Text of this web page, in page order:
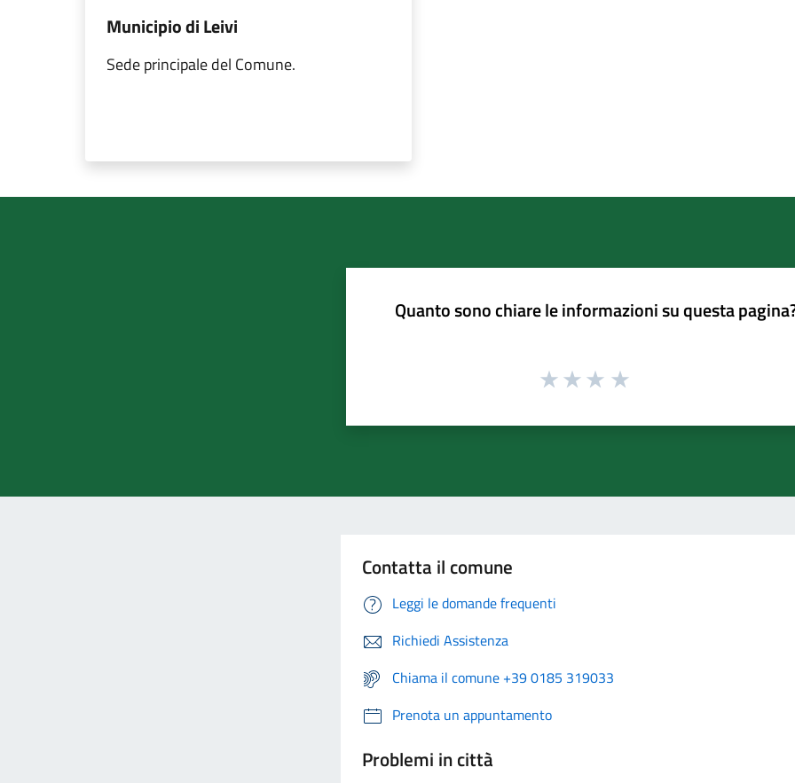
Municipio di Leivi
Sede principale del Comune.
Quanto sono chiare le informazioni su questa
Contatta il comune
Leggi le domande frequenti
Richiedi Assistenza
Chiama il comune +39 0185 319033
Prenota un appuntamento
Problemi in città